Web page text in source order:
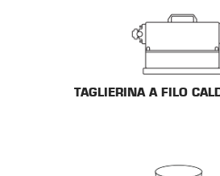
TAGLIERINA A FILO